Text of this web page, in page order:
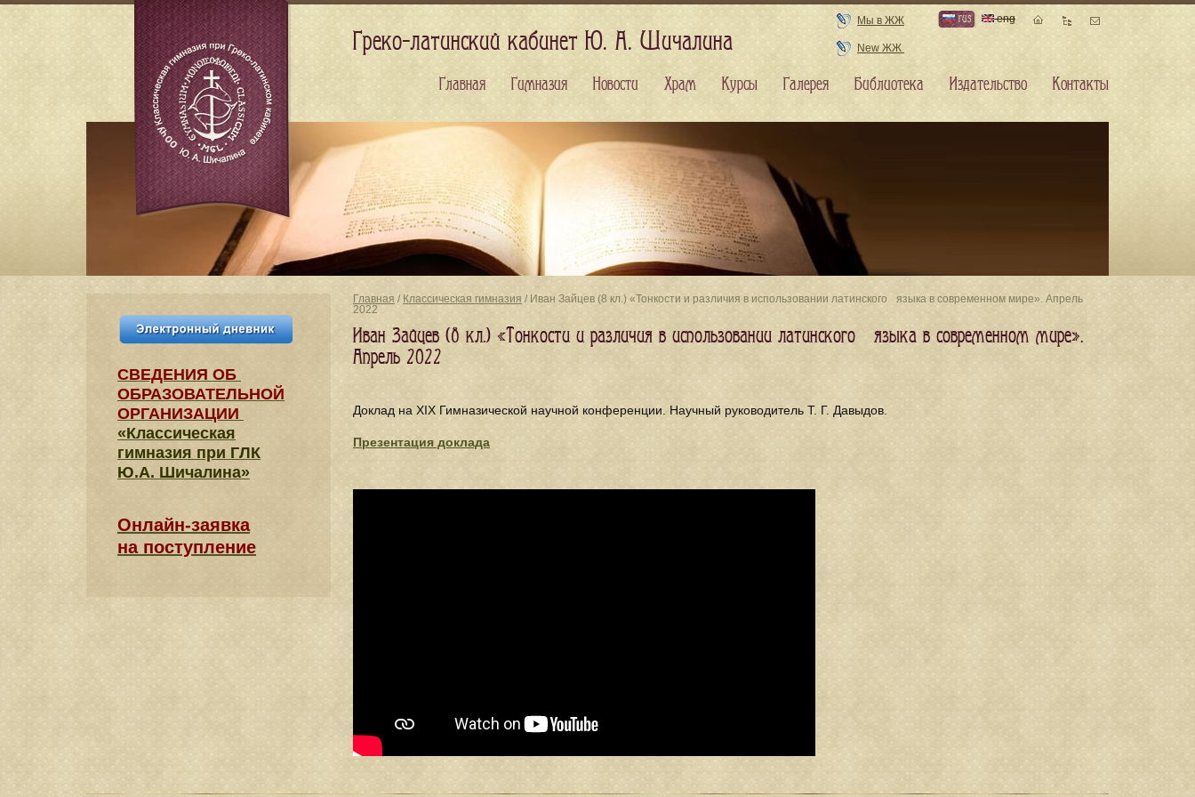
Главная / Классическая гимназия / Иван Зайцев (8 кл.) «Тонкости и различия в использовании латинского языка в современном мире». Апрель
2022
Иван Зайцев (8 кл.) «Тонкости и различия в использовании латинского языка в современном мире».
Апрель 2022
Доклад на XIX Гимназической научной конференции. Научный руководитель Т. Г. Давыдов.
Презентация доклада
СВЕДЕНИЯ​ ОБ
ОБРАЗОВАТЕЛЬНОЙ
ОРГАНИЗАЦИИ
«Классическая
гимназия при ГЛК
Ю.А. Шичалина»
Онлайн-заявка
на поступление
Греко-латинский кабинет Ю. А. Шичалина
Мы в ЖЖ
New ЖЖ
rus eng
Главная Гимназия Новости Храм Курсы Галерея Библиотека Издательство Контакты